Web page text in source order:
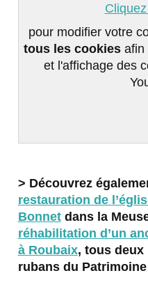
pour modifier votre
tous les cookies afin
et l'affichage des
> Découvrez
restauration de
Bonnetdans la
réhabilitation d’un
à Roubaix, tous deux
rubans du Patrimoine